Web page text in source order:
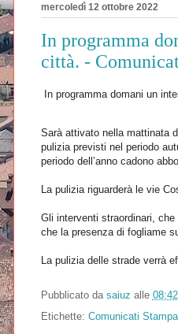
mercoledì 12 ottobre 2022
In programma
città. -
In programma domani un
Sarà attivato nella mattinata
pulizia previsti nel periodo
periodo dell’anno cadono
La pulizia riguarderà le vie
Gli interventi straordinari,
che la presenza di fogliame
La pulizia delle strade verrà
Pubblicato da saiuz alle 08:42
Etichette: Comunicati Stampa